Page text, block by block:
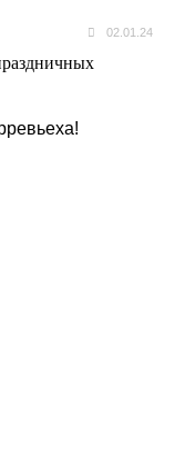
02.01.24